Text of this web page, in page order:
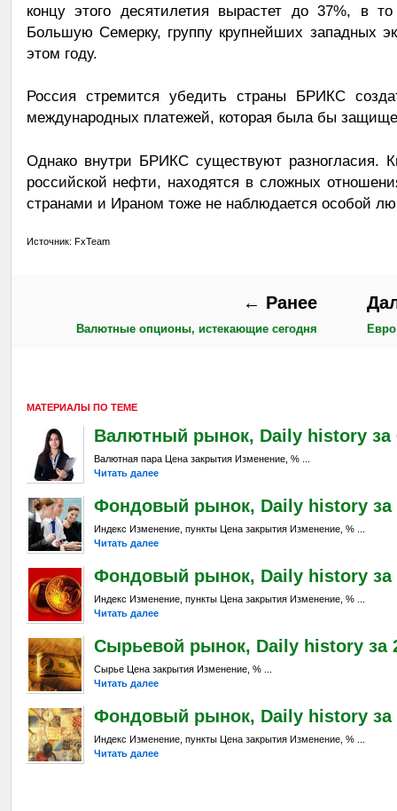
концу этого десятилетия вырастет до 37%, в
Большую Семерку, группу крупнейших западных
этом году.
Россия стремится убедить страны БРИКС
международных платежей, которая была бы
Однако внутри БРИКС существуют разногласия.
российской нефти, находятся в сложных
странами и Ираном тоже не наблюдается особой
Источник: FxTeam
← Ранее
Валютные опционы, истекающие сегодня
МАТЕРИАЛЫ ПО ТЕМЕ
Валютный рынок, Daily history за
Валютная пара Цена закрытия Изменение, % ...
Читать далее
Фондовый рынок, Daily history за
Индекс Изменение, пункты Цена закрытия Изменение, % ...
Читать далее
Фондовый рынок, Daily history за
Индекс Изменение, пункты Цена закрытия Изменение, % ...
Читать далее
Сырьевой рынок, Daily history за
Сырье Цена закрытия Изменение, % ...
Читать далее
Фондовый рынок, Daily history за
Индекс Изменение, пункты Цена закрытия Изменение, % ...
Читать далее